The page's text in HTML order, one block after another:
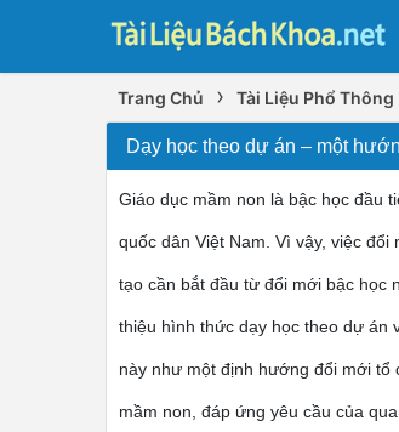
Trang Chủ › Tài Liệu Phổ Thông
Dạy học theo dự án – một
Giáo dục mầm non là bậc học đầu
quốc dân Việt Nam. Vì vậy, việc
tạo cần bắt đầu từ đổi mới bậc học
thiệu hình thức dạy học theo dự án
này như một định hướng đổi mới
mầm non, đáp ứng yêu cầu của